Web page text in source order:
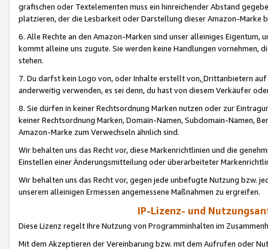
grafischen oder Textelementen muss ein hinreichender Abstand
platzieren, der die Lesbarkeit oder Darstellung dieser Amazon-Marke
6. Alle Rechte an den Amazon-Marken sind unser alleiniges
kommt alleine uns zugute. Sie werden keine Handlungen vornehmen,
stehen.
7. Du darfst kein Logo von, oder Inhalte erstellt von,Drittanbietern auf
anderweitig verwenden, es sei denn, du hast von diesem Verkäufer
8. Sie dürfen in keiner Rechtsordnung Marken nutzen oder zur
keiner Rechtsordnung Marken, Domain-Namen, Subdomain-Namen,
Amazon-Marke zum Verwechseln ähnlich sind.
Wir behalten uns das Recht vor, diese Markenrichtlinien und die
Einstellen einer Änderungsmitteilung oder überarbeiteter
Wir behalten uns das Recht vor, gegen jede unbefugte Nutzung bzw.
unserem alleinigen Ermessen angemessene Maßnahmen zu ergreifen.
IP-Lizenz- und
Diese Lizenz regelt Ihre Nutzung von Programminhalten im
Mit dem Akzeptieren der Vereinbarung bzw. mit dem Aufrufen oder